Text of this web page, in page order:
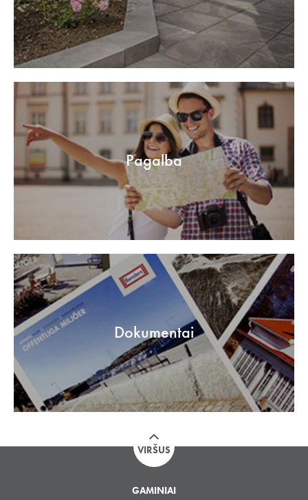
Pagalba
Dokumentai
VIRŠUS
GAMINIAI